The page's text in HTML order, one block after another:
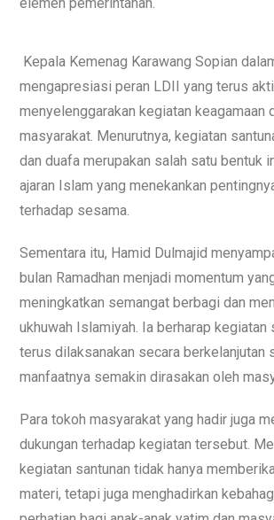
Kepala Kemenag Karawang Sopian
mengapresiasi peran LDII yang terus
menyelenggarakan kegiatan keagamaan
masyarakat. Menurutnya, kegiatan
dan duafa merupakan salah satu bentuk
ajaran Islam yang menekankan
terhadap sesama.
Sementara itu, Hamid Dulmajid
bulan Ramadhan menjadi momentum
meningkatkan semangat berbagi dan
ukhuwah Islamiyah. Ia berharap
terus dilaksanakan secara berkelanjutan
manfaatnya semakin dirasakan oleh
Para tokoh masyarakat yang hadir juga
dukungan terhadap kegiatan tersebut.
kegiatan santunan tidak hanya
materi, tetapi juga menghadirkan